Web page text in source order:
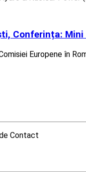
Conferința:
Europene în
Contact